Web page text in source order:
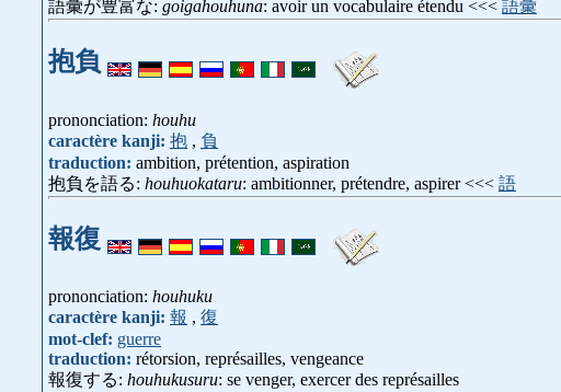
語彙が豊富な: goigahouhuna: avoir un vocabulaire étendu <<< 語彙
抱負
prononciation: houhu
caractère kanji: 抱 , 負
traduction: ambition, prétention, aspiration
抱負を語る: houhuokataru: ambitionner, prétendre, aspirer <<< 語
報復
prononciation: houhuku
caractère kanji: 報 , 復
mot-clef: guerre
traduction: rétorsion, représailles, vengeance
報復する: houhukusuru: se venger, exercer des représailles